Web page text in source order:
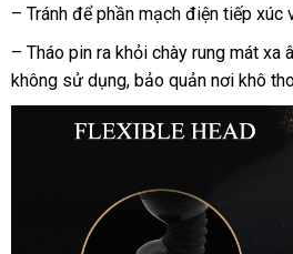
– Tránh cao
cấp
để phần mạch điện tiếp xúc
– Tháo pin ra khỏi chày rung mát
không sử dụngđổi
trả
, bảo quản nơi khô